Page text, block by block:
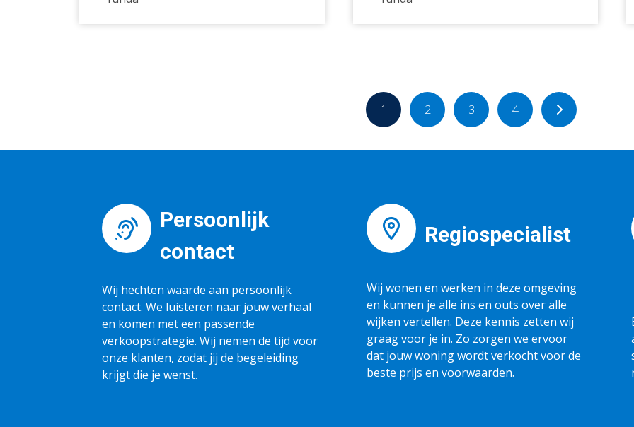
1 2 3 4
Persoonlijk
contact
Wij hechten waarde aan persoonlijk
contact. We luisteren naar jouw verhaal
en komen met een passende
verkoopstrategie. Wij nemen de tijd voor
onze klanten, zodat jij de begeleiding
krijgt die je wenst.
Regiospecialist
Wij wonen en werken in deze omgeving
en kunnen je alle ins en outs over alle
wijken vertellen. Deze kennis zetten wij
graag voor je in. Zo zorgen we ervoor
dat jouw woning wordt verkocht voor de
beste prijs en voorwaarden.